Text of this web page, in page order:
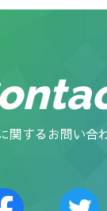
関するお問い合